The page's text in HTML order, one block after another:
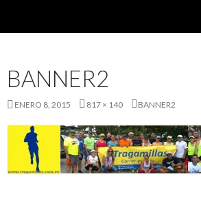
BANNER2
ENERO 8, 2015 817 × 140 BANNER2